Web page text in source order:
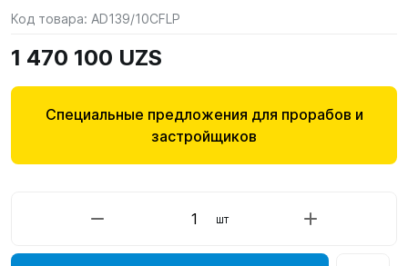
Код товара: AD139/10CFLP
1 470 100 UZS
Специальные предложения для прорабов и
застройщиков
шт